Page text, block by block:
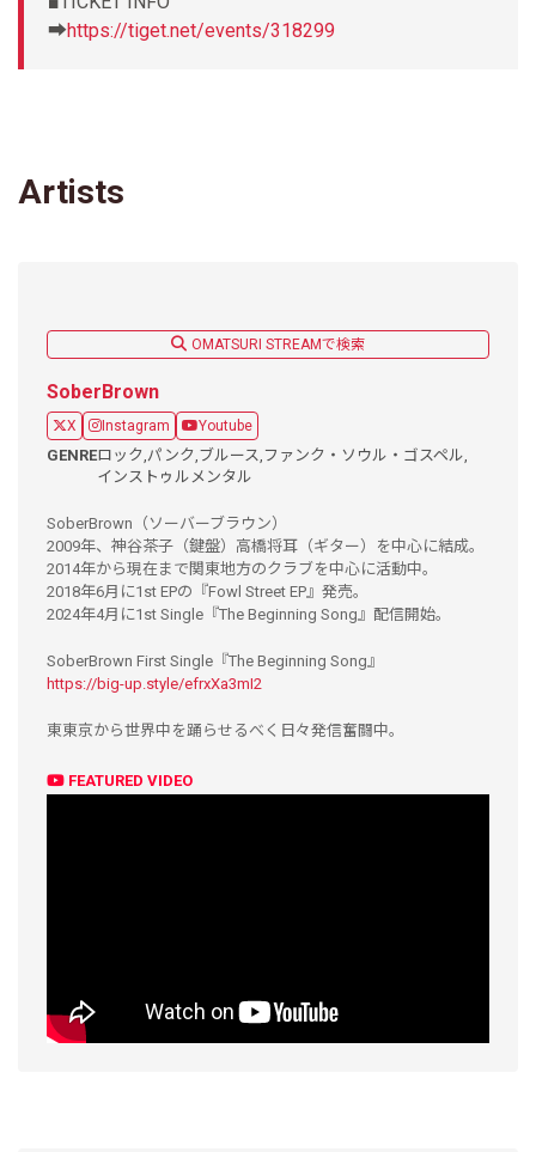
➡https://tiget.net/events/318299
Artists
OMATSURI STREAMで検索
SoberBrown
X Instagram Youtube
GENREロック, パンク, ブルース, ファンク・ソウル・ゴスペル,
インストゥルメンタル
SoberBrown（ソーバーブラウン）
2009年、神谷茶子（鍵盤）高橋将耳（ギター）を中心に結成。
2014年から現在まで関東地方のクラブを中心に活動中。
2018年6月に1st EPの『Fowl Street EP』発売。
2024年4月に1st Single『The Beginning Song』配信開始。
SoberBrown First Single『The Beginning Song』
https://big-up.style/efrxXa3mI2
東東京から世界中を踊らせるべく日々発信奮闘中。
FEATURED VIDEO